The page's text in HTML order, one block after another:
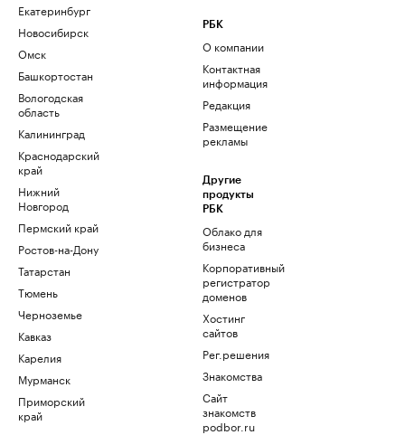
Екатеринбург
Новосибирск
Омск
Башкортостан
Вологодская
область
Калининград
Краснодарский
край
Нижний
Новгород
Пермский край
Ростов-на-Дону
Татарстан
Тюмень
Черноземье
Кавказ
Карелия
Мурманск
Приморский
край
РБК
О компании
Контактная
информация
Редакция
Размещение
рекламы
Другие
продукты
РБК
Облако для
бизнеса
Корпоративный
регистратор
доменов
Хостинг
сайтов
Рег.решения
Знакомства
Сайт
знакомств
podbor.ru